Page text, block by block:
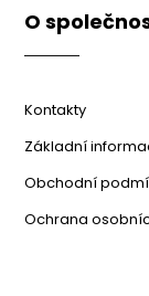
O
Kontakty
Základní
Obchodní
Ochrana